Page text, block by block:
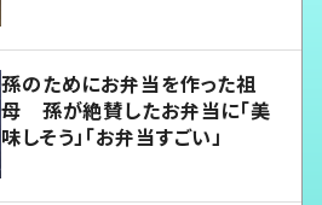
孫のためにお弁当を作った祖
母 孫が絶賛したお弁当に「美
味しそう」「お弁当すごい」